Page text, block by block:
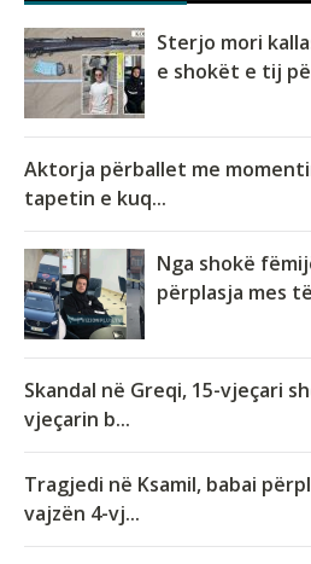
Sterjo mori
e shokët e tij
Aktorja përballet me
tapetin e kuq...
Nga shokë
përplasja mes
Skandal në Greqi, 15-vjeçari
vjeçarin b...
Tragjedi në Ksamil, babai
vajzën 4-vj...